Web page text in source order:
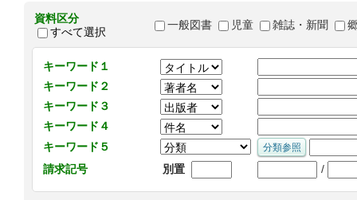
資料区分
すべて選択
一般図書 児童 雑誌・新聞
キーワード１
キーワード２
キーワード３
キーワード４
キーワード５
請求記号
別置 /